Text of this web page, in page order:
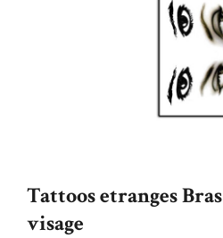
Tattoos etranges Bras
visage